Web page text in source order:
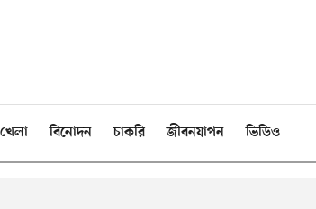
খেলা বিনোদন চাকরি জীবনযাপন ভিডিও